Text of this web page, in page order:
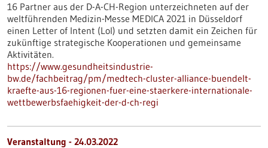
16 Partner aus der D-A-CH-Region unterzeichneten auf der
weltführenden Medizin-Messe MEDICA 2021 in Düsseldorf
einen Letter of Intent (LoI) und setzten damit ein Zeichen für
zukünftige strategische Kooperationen und gemeinsame
Aktivitäten.
https://www.gesundheitsindustrie-
bw.de/fachbeitrag/pm/medtech-cluster-alliance-buendelt-
kraefte-aus-16-regionen-fuer-eine-staerkere-internationale-
wettbewerbsfaehigkeit-der-d-ch-regi
Veranstaltung - 24.03.2022